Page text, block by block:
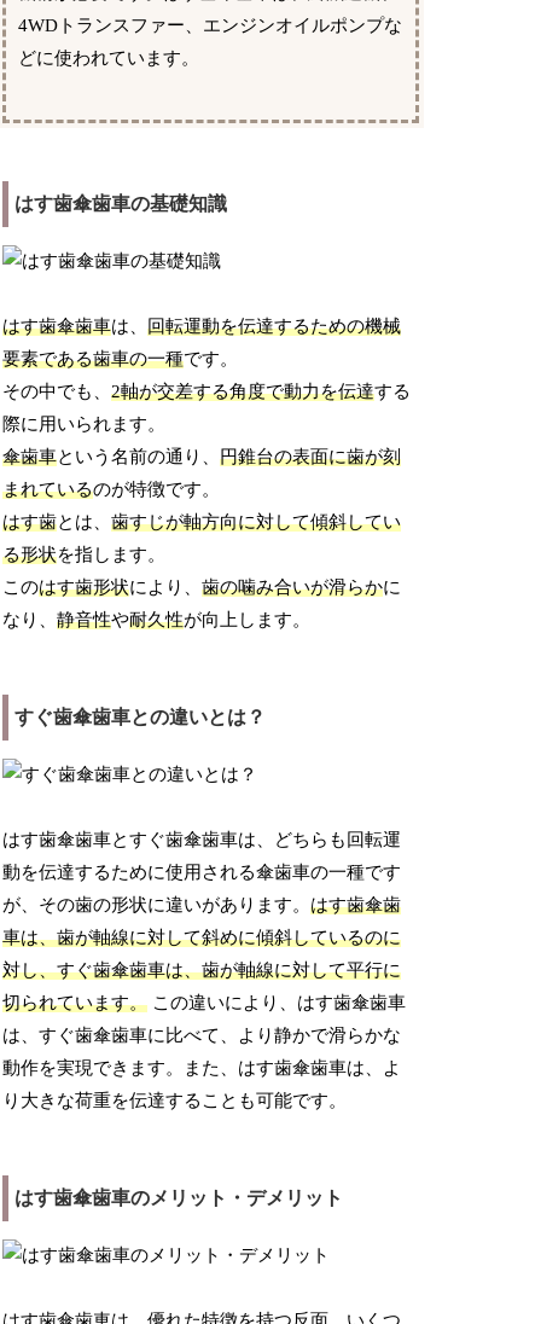
4WDトランスファー、エンジンオイルポンプな
どに使われています。
はす歯傘歯車の基礎知識
はす歯傘歯車は、回転運動を伝達するための機械
要素である歯車の一種です。
その中でも、2軸が交差する角度で動力を伝達する
際に用いられます。
傘歯車という名前の通り、円錐台の表面に歯が刻
まれているのが特徴です。
はす歯とは、歯すじが軸方向に対して傾斜してい
る形状を指します。
このはす歯形状により、歯の噛み合いが滑らかに
なり、静音性や耐久性が向上します。
すぐ歯傘歯車との違いとは？
はす歯傘歯車とすぐ歯傘歯車は、どちらも回転運
動を伝達するために使用される傘歯車の一種です
が、その歯の形状に違いがあります。はす歯傘歯
車は、歯が軸線に対して斜めに傾斜しているのに
対し、すぐ歯傘歯車は、歯が軸線に対して平行に
切られています。 この違いにより、はす歯傘歯車
は、すぐ歯傘歯車に比べて、より静かで滑らかな
動作を実現できます。また、はす歯傘歯車は、よ
り大きな荷重を伝達することも可能です。
はす歯傘歯車のメリット・デメリット